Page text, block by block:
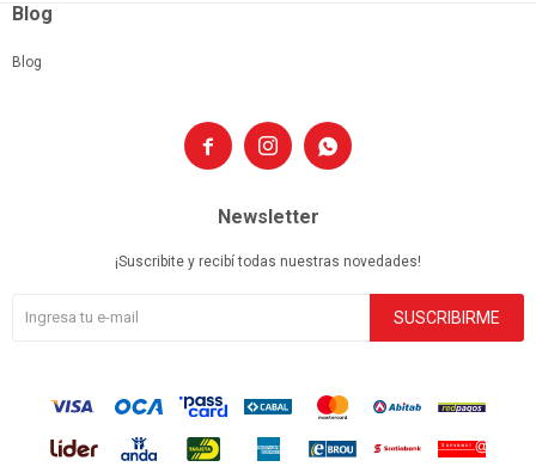
  
Blog
Blog
Newsletter
¡Suscribite y recibí todas nuestras novedades!
SUSCRIBIRME